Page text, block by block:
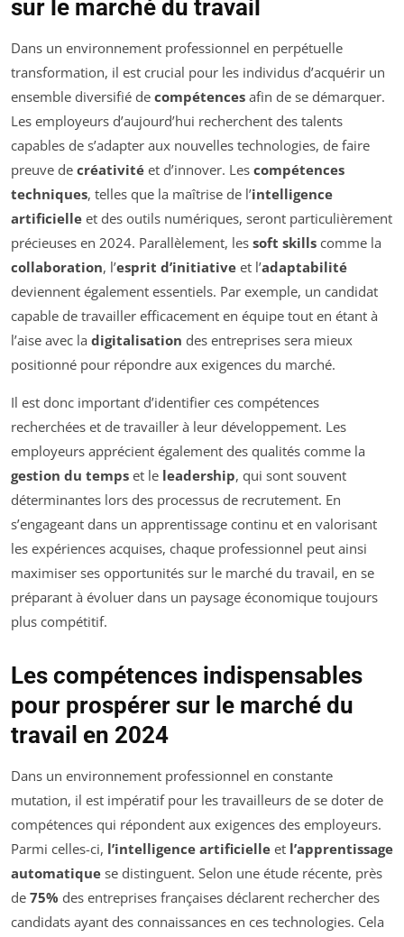
sur le marché du travail
Dans un environnement professionnel en perpétuelle
transformation, il est crucial pour les individus d’acquérir un
ensemble diversifié de compétences afin de se démarquer.
Les employeurs d’aujourd’hui recherchent des talents
capables de s’adapter aux nouvelles technologies, de faire
preuve de créativité et d’innover. Les compétences
techniques, telles que la maîtrise de l’intelligence
artificielle et des outils numériques, seront particulièrement
précieuses en 2024. Parallèlement, les soft skills comme la
collaboration, l’esprit d’initiative et l’adaptabilité
deviennent également essentiels. Par exemple, un candidat
capable de travailler efficacement en équipe tout en étant à
l’aise avec la digitalisation des entreprises sera mieux
positionné pour répondre aux exigences du marché.
Il est donc important d’identifier ces compétences
recherchées et de travailler à leur développement. Les
employeurs apprécient également des qualités comme la
gestion du temps et le leadership, qui sont souvent
déterminantes lors des processus de recrutement. En
s’engageant dans un apprentissage continu et en valorisant
les expériences acquises, chaque professionnel peut ainsi
maximiser ses opportunités sur le marché du travail, en se
préparant à évoluer dans un paysage économique toujours
plus compétitif.
Les compétences indispensables
pour prospérer sur le marché du
travail en 2024
Dans un environnement professionnel en constante
mutation, il est impératif pour les travailleurs de se doter de
compétences qui répondent aux exigences des employeurs.
Parmi celles-ci, l’intelligence artificielle et l’apprentissage
automatique se distinguent. Selon une étude récente, près
de 75% des entreprises françaises déclarent rechercher des
candidats ayant des connaissances en ces technologies. Cela